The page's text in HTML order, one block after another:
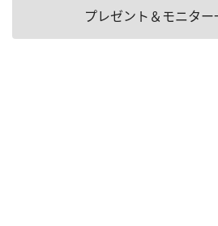
プレゼント＆モニター